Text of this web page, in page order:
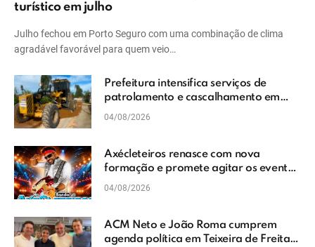
turístico em julho
Julho fechou em Porto Seguro com uma combinação de clima
agradável favorável para quem veio…
Prefeitura intensifica serviços de
patrolamento e cascalhamento em
Vera Cruz
04/08/2026
Axécleteiros renasce com nova
formação e promete agitar os eventos
do Extremo Sul da Bahia
04/08/2026
ACM Neto e João Roma cumprem
agenda política em Teixeira de Freitas